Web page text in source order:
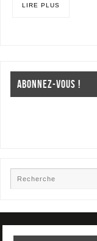
LIRE PLUS
ABONNEZ-VOUS !